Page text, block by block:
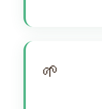
🌱